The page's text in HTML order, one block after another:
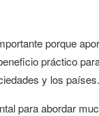
porque
práctico
y los países.
para abordar